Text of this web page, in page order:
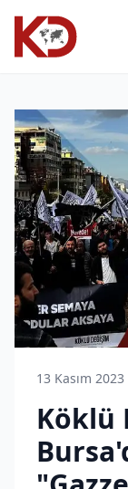
13 Kasım 2023
Köklü